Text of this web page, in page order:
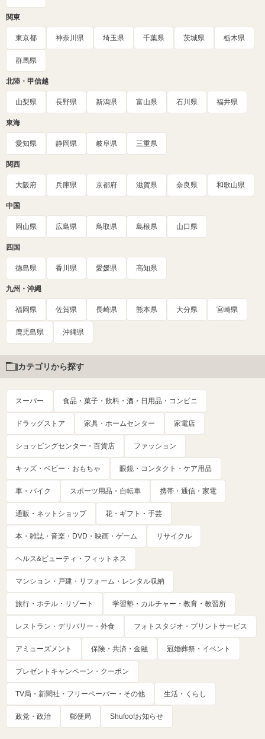
関東
東京都 神奈川県 埼玉県 千葉県 茨城県 栃木県
群馬県
北陸・甲信越
山梨県 長野県 新潟県 富山県 石川県 福井県
東海
愛知県 静岡県 岐阜県 三重県
関西
大阪府 兵庫県 京都府 滋賀県 奈良県 和歌山県
中国
岡山県 広島県 鳥取県 島根県 山口県
四国
徳島県 香川県 愛媛県 高知県
九州・沖縄
福岡県 佐賀県 長崎県 熊本県 大分県 宮崎県
鹿児島県 沖縄県
カテゴリから探す
スーパー 食品・菓子・飲料・酒・日用品・コンビニ
ドラッグストア 家具・ホームセンター 家電店
ショッピングセンター・百貨店 ファッション
キッズ・ベビー・おもちゃ 眼鏡・コンタクト・ケア用品
車・バイク スポーツ用品・自転車 携帯・通信・家電
通販・ネットショップ 花・ギフト・手芸
本・雑誌・音楽・DVD・映画・ゲーム リサイクル
ヘルス&ビューティ・フィットネス
マンション・戸建・リフォーム・レンタル収納
旅行・ホテル・リゾート 学習塾・カルチャー・教育・教習所
レストラン・デリバリー・外食 フォトスタジオ・プリントサービス
アミューズメント 保険・共済・金融 冠婚葬祭・イベント
プレゼントキャンペーン・クーポン
TV局・新聞社・フリーペーパー・その他 生活・くらし
政党・政治 郵便局 Shufoo!お知らせ